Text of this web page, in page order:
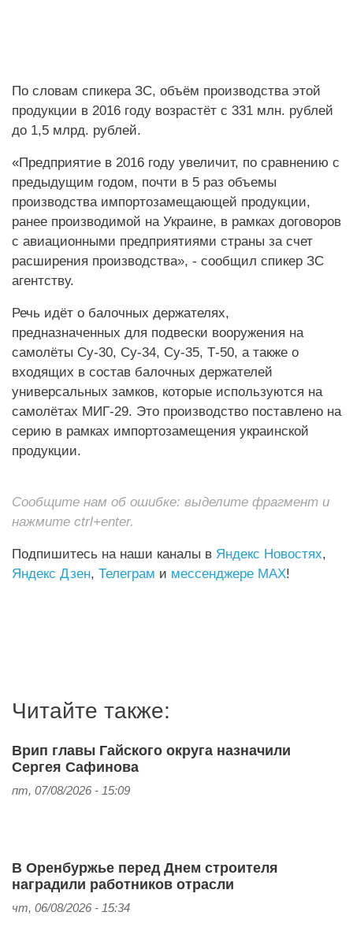
По словам спикера ЗС, объём производства этой
продукции в 2016 году возрастёт с 331 млн. рублей
до 1,5 млрд. рублей.
«Предприятие в 2016 году увеличит, по сравнению с
предыдущим годом, почти в 5 раз объемы
производства импортозамещающей продукции,
ранее производимой на Украине, в рамках договоров
с авиационными предприятиями страны за счет
расширения производства», - сообщил спикер ЗС
агентству.
Речь идёт о балочных держателях,
предназначенных для подвески вооружения на
самолёты Су-30, Су-34, Су-35, Т-50, а также о
входящих в состав балочных держателей
универсальных замков, которые используются на
самолётах МИГ-29. Это производство поставлено на
серию в рамках импортозамещения украинской
продукции.
Сообщите нам об ошибке: выделите фрагмент и
нажмите ctrl+enter.
Подпишитесь на наши каналы в Яндекс Новостях,
Яндекс Дзен, Телеграм и мессенджере MAX!
Читайте также:
Врип главы Гайского округа назначили
Сергея Сафинова
пт, 07/08/2026 - 15:09
В Оренбуржье перед Днем строителя
наградили работников отрасли
чт, 06/08/2026 - 15:34